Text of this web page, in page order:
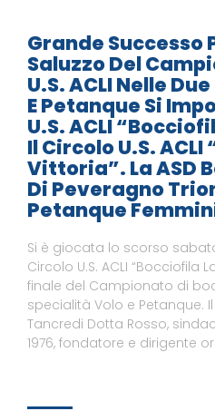
Grande Successo
Saluzzo Del
U.S. ACLI Nelle
E Petanque Si
U.S. ACLI
Il Circolo U.S.
Vittoria”. La ASD
Di Peveragno
Petanque
Si è giocata lo scorso
Circolo U.S. ACLI “Bocciofila
finale del Campionato di
specialità Volo e Petanque.
Tancredi Dotta Rosso,
1976, fondatore e dirigente